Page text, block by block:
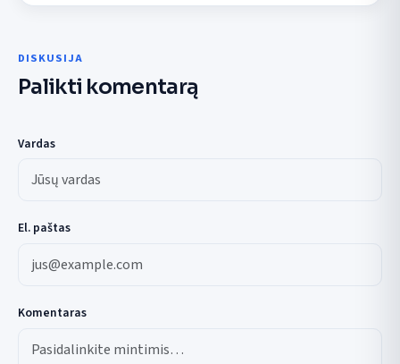
DISKUSIJA
Palikti komentarą
Vardas
El. paštas
Komentaras